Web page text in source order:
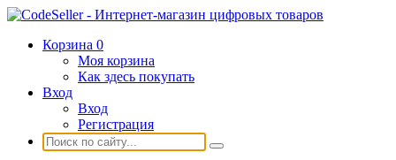
Корзина 0
Моя корзина
Как здесь покупать
Вход
Вход
Регистрация